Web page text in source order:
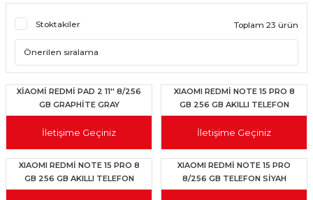
Stoktakiler Toplam 23 ürün
XİAOMİ REDMİ PAD 2 11'' 8/256
GB GRAPHİTE GRAY
İletişime Geçiniz
XIAOMI REDMİ NOTE 15 PRO 8
GB 256 GB AKILLI TELEFON
GLACİER BLUE
İletişime Geçiniz
XIAOMI REDMİ NOTE 15 PRO 8
GB 256 GB AKILLI TELEFON
TİTANYUM GRİ
XIAOMI REDMİ NOTE 15 PRO
8/256 GB TELEFON SİYAH